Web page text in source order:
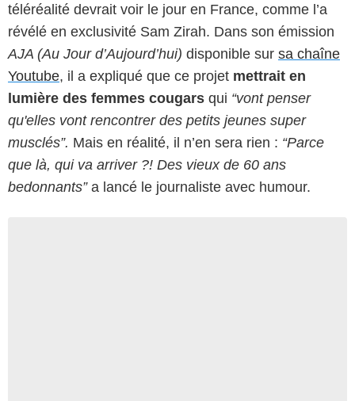
téléréalité devrait voir le jour en France, comme l’a
révélé en exclusivité Sam Zirah. Dans son émission
AJA (Au Jour d’Aujourd’hui) disponible sur sa chaîne
Youtube, il a expliqué que ce projet mettrait en
lumière des femmes cougars qui “vont penser
qu'elles vont rencontrer des petits jeunes super
musclés”. Mais en réalité, il n’en sera rien : “Parce
que là, qui va arriver ?! Des vieux de 60 ans
bedonnants”a lancé le journaliste avec humour.